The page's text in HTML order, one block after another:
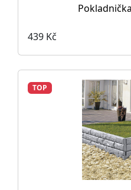
439 Kč
TOP